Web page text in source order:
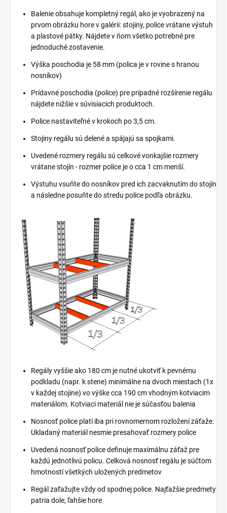
Balenie obsahuje kompletný regál, ako je vyobrazený na
prvom obrázku hore v galérii: stojiny, police vrátane výstuh
a plastové pätky. Nájdete v ňom všetko potrebné pre
jednoduché zostavenie.
Výška poschodia je 58 mm (polica je v rovine s hranou
nosníkov)
Prídavné poschodia (police) pre prípadné rozšírenie regálu
nájdete nižšie v súvisiacich produktoch.
Police nastaviteľné v krokoch po 3,5 cm.
Stojiny regálu sú delené a spájajú sa spojkami.
Uvedené rozmery regálu sú celkové vonkajšie rozmery
vrátane stojín - rozmer police je o cca 1 cm menší.
Výstuhu vsuňte do nosníkov pred ich zacvaknutím do stojín
a následne posuňte do stredu police podľa obrázku.
Regály vyššie ako 180 cm je nutné ukotviť k pevnému
podkladu (napr. k stene) minimálne na dvoch miestach (1x
v každej stojine) vo výške cca 190 cm vhodným kotviacim
materiálom. Kotviaci materiál nie je súčasťou balenia
Nosnosť police platí iba pri rovnomernom rozložení záťaže.
Ukladaný materiál nesmie presahovať rozmery police
Uvedená nosnosť police definuje maximálnu záťaž pre
každú jednotlivú policu. Celková nosnosť regálu je súčtom
hmotností všetkých uložených predmetov
Regál zaťažujte vždy od spodnej police. Najťažšie predmety
patria dole, ľahšie hore